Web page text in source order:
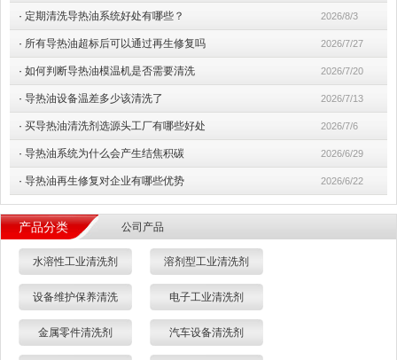
· 定期清洗导热油系统好处有哪些？ 2026/8/3
· 所有导热油超标后可以通过再生修复吗 2026/7/27
· 如何判断导热油模温机是否需要清洗 2026/7/20
· 导热油设备温差多少该清洗了 2026/7/13
· 买导热油清洗剂选源头工厂有哪些好处 2026/7/6
· 导热油系统为什么会产生结焦积碳 2026/6/29
· 导热油再生修复对企业有哪些优势 2026/6/22
产品分类 公司产品
水溶性工业清洗剂 溶剂型工业清洗剂
设备维护保养清洗 电子工业清洗剂
金属零件清洗剂 汽车设备清洗剂